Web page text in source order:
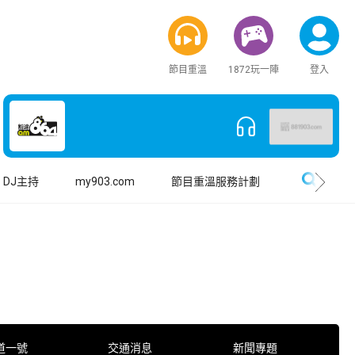
節目重溫 1872玩一陣 登入
DJ主持 my903.com 節目重溫服務計劃
一號 交通消息 新聞專題